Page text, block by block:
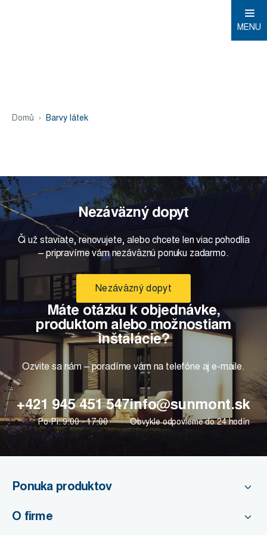
MENU
Domů Barvy látek
Nezáväzný dopyt
Či už staviate, renovujete, alebo chcete len viac pohodlia
– pripravíme vám nezáväznú ponuku zadarmo.
Nezáväzný dopyt
Máte otázku k objednávke,
produktom alebo možnostiam
inštalácie?
Ozvite sa nám – poradíme vám na telefóne aj e-maile.
+421 945 451 547
Po-Pi: 9:00 - 17:00
info@sunmont.sk
Obvykle odpovieme do 24 hodín
Ponuka produktov
O firme